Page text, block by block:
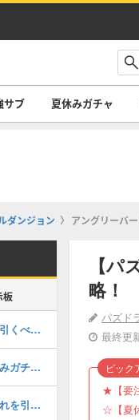
サブ 夏休みガチャ
ダンジョン アングリーバ
【
略！
パズド
最終更
★【要
☆【夏
ピック
板
夏休みガチャの当たりと評価・引くべき？
最強リーダーランキング！夏休みガチャの評価掲載
ガチャのおすすめと当たり・どれを引くべき？